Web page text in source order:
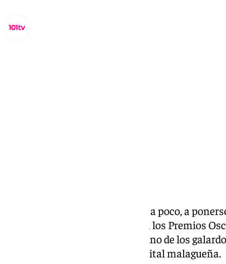
vuelve, poco a poco, a
polémica y, finalmente, asistir a los Premios
de Málaga. La actriz entregará uno de los
clausura de este vento en la capital malagueña.